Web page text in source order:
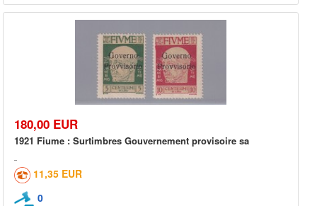
180,00 EUR
1921 Fiume : Surtimbres Gouvernement provisoire sa
11,35 EUR
0